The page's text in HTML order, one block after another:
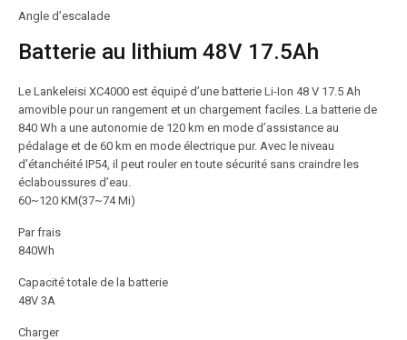
Angle d’escalade
Batterie au lithium 48V 17.5Ah
Le Lankeleisi XC4000 est équipé d’une batterie Li-Ion 48 V 17.5 Ah
amovible pour un rangement et un chargement faciles. La batterie de
840 Wh a une autonomie de 120 km en mode d’assistance au
pédalage et de 60 km en mode électrique pur. Avec le niveau
d’étanchéité IP54, il peut rouler en toute sécurité sans craindre les
éclaboussures d’eau.
60~120 KM(37~74 Mi)
Par frais
840Wh
Capacité totale de la batterie
48V 3A
Charger